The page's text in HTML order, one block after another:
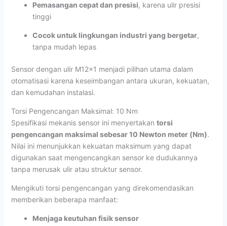
Pemasangan cepat dan presisi, karena ulir presisi
tinggi
Cocok untuk lingkungan industri yang bergetar,
tanpa mudah lepas
Sensor dengan ulir M12x1 menjadi pilihan utama dalam
otomatisasi karena keseimbangan antara ukuran, kekuatan,
dan kemudahan instalasi.
Torsi Pengencangan Maksimal: 10 Nm
Spesifikasi mekanis sensor ini menyertakan torsi
pengencangan maksimal sebesar 10 Newton meter (Nm).
Nilai ini menunjukkan kekuatan maksimum yang dapat
digunakan saat mengencangkan sensor ke dudukannya
tanpa merusak ulir atau struktur sensor.
Mengikuti torsi pengencangan yang direkomendasikan
memberikan beberapa manfaat:
Menjaga keutuhan fisik sensor